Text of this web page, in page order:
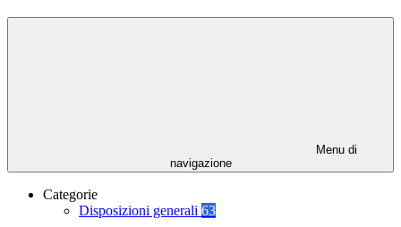
Menu di
navigazione
Categorie
Disposizioni generali 63